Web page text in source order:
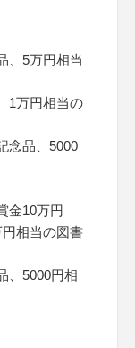
、5万円相当
1万円相当の
念品、5000
金10万円
相当の図書
、5000円相